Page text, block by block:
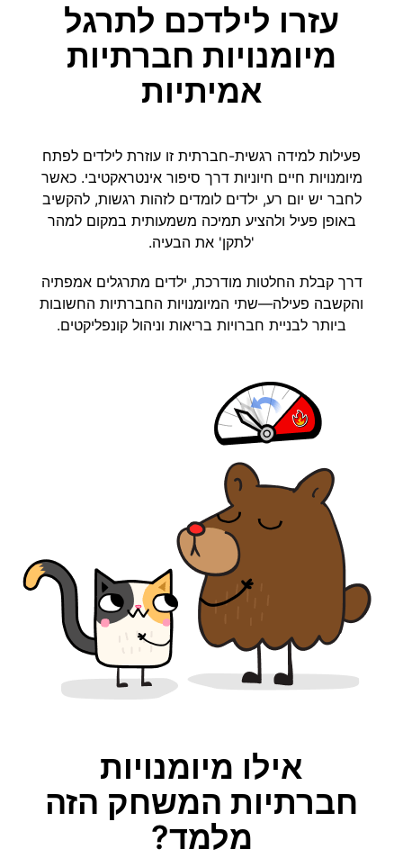
עזרו לילדכם לתרגל
מיומנויות חברתיות
אמיתיות
פעילות למידה רגשית-חברתית זו עוזרת לילדים לפתח
מיומנויות חיים חיוניות דרך סיפור אינטראקטיבי. כאשר
לחבר יש יום רע, ילדים לומדים לזהות רגשות, להקשיב
באופן פעיל ולהציע תמיכה משמעותית במקום למהר
'לתקן' את הבעיה.
דרך קבלת החלטות מודרכת, ילדים מתרגלים אמפתיה
והקשבה פעילה—שתי המיומנויות החברתיות החשובות
ביותר לבניית חברויות בריאות וניהול קונפליקטים.
אילו מיומנויות
חברתיות המשחק הזה
מלמד?